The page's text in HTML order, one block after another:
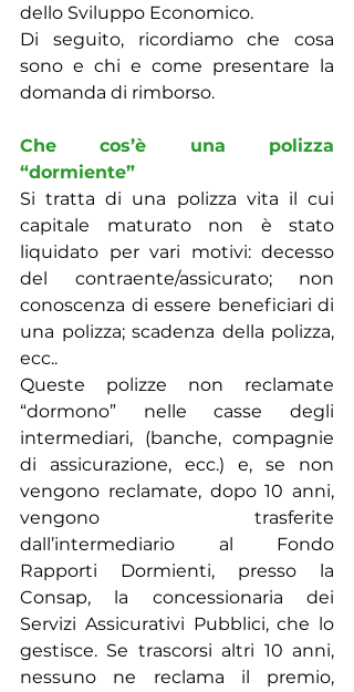
dello Sviluppo Economico.
Di seguito, ricordiamo che cosa
sono e chi e come presentare la
domanda di rimborso.
Che cos’è una polizza
“dormiente”
Si tratta di una polizza vita il cui
capitale maturato non è stato
liquidato per vari motivi: decesso
del contraente/assicurato; non
conoscenza di essere beneficiari di
una polizza; scadenza della polizza,
ecc..
Queste polizze non reclamate
“dormono” nelle casse degli
intermediari, (banche, compagnie
di assicurazione, ecc.) e, se non
vengono reclamate, dopo 10 anni,
vengono trasferite
dall’intermediario al Fondo
Rapporti Dormienti, presso la
Consap, la concessionaria dei
Servizi Assicurativi Pubblici, che lo
gestisce. Se trascorsi altri 10 anni,
nessuno ne reclama il premio,